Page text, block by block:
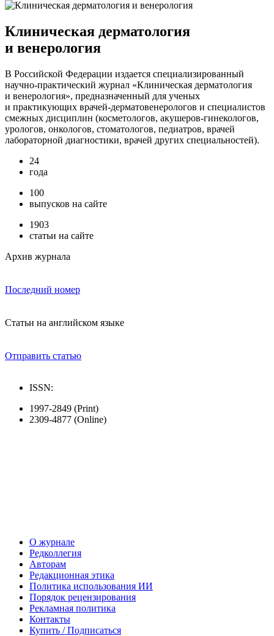
Клиническая дерматология
и венерология
В Российской Федерации издается специализированный
научно-практический журнал «Клиническая дерматология
и венерология», предназначенный для ученых
и практикующих врачей-дерматовенерологов и специалистов
смежных дисциплин (косметологов, акушеров-гинекологов,
урологов, онкологов, стоматологов, педиатров, врачей
лабораторной диагностики, врачей других специальностей).
24
года
100
выпусков на сайте
1903
статьи на сайте
Архив журнала
Последний номер
Статьи на английском языке
Отправить статью
ISSN:
1997-2849 (Print)
2309-4877 (Online)
О журнале
Редколлегия
Авторам
Редакционная этика
Политика использования ИИ
Порядок рецензирования
Рекламная политика
Контакты
Купить / Подписаться